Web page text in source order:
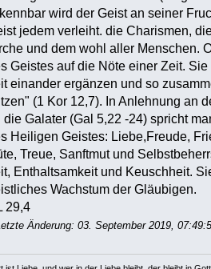
wird der Geist an seiner
jedem verleiht. die Charismen,
und dem wohl aller Menschen.
Geistes auf die Nöte einer Zeit.
einander ergänzen und so
(1 Kor 12,7). In Anlehnung an
die Galater (Gal 5,22 -24) spricht
Heiligen Geistes: Liebe,Freude,
Treue, Sanftmut und
Enthaltsamkeit und Keuschheit.
Wachstum der Gläubigen.
29,4
Änderung: 03. September 2019,